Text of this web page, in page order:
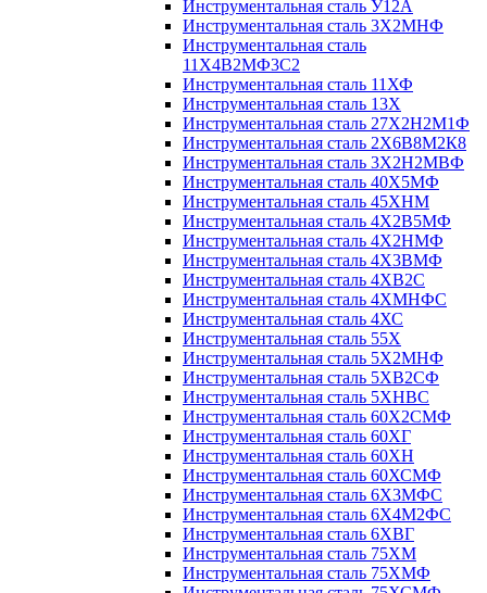
Инструментальная сталь У12А
Инструментальная сталь 3Х2МНФ
Инструментальная сталь
11Х4В2МФ3С2
Инструментальная сталь 11ХФ
Инструментальная сталь 13Х
Инструментальная сталь 27Х2Н2М1Ф
Инструментальная сталь 2Х6В8М2К8
Инструментальная сталь 3Х2Н2МВФ
Инструментальная сталь 40Х5МФ
Инструментальная сталь 45ХНМ
Инструментальная сталь 4Х2В5МФ
Инструментальная сталь 4Х2НМФ
Инструментальная сталь 4Х3ВМФ
Инструментальная сталь 4ХВ2С
Инструментальная сталь 4ХМНФС
Инструментальная сталь 4ХС
Инструментальная сталь 55Х
Инструментальная сталь 5Х2МНФ
Инструментальная сталь 5ХВ2СФ
Инструментальная сталь 5ХНВС
Инструментальная сталь 60Х2СМФ
Инструментальная сталь 60ХГ
Инструментальная сталь 60ХН
Инструментальная сталь 60ХСМФ
Инструментальная сталь 6Х3МФС
Инструментальная сталь 6Х4М2ФС
Инструментальная сталь 6ХВГ
Инструментальная сталь 75ХМ
Инструментальная сталь 75ХМФ